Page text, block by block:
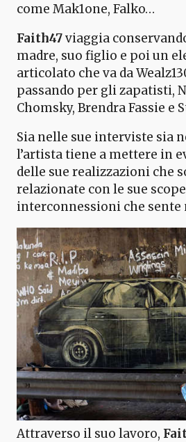
come Mak1one, Falko…
Faith47viaggia
madre, suo figlio e poi un
articolato che va da
passando per gli zapatisti,
Chomsky, Brendra Fassie e
Sia nelle sue interviste sia
l’artista tiene a mettere in
delle sue realizzazioni che
relazionate con le sue
interconnessioni che sente
Attraverso il suo lavoro,